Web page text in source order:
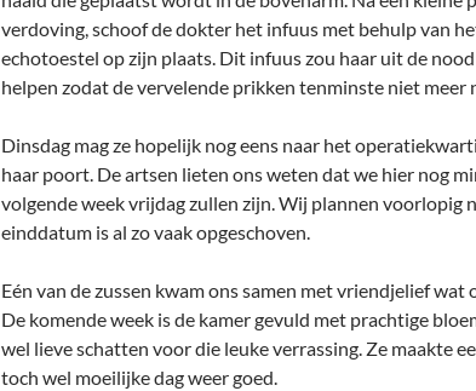
verdoving, schoof de dokter het infuus met behulp van
echotoestel op zijn plaats. Dit infuus zou haar uit de
helpen zodat de vervelende prikken tenminste niet meer
Dinsdag mag ze hopelijk nog eens naar het
haar poort. De artsen lieten ons weten dat we hier nog
volgende week vrijdag zullen zijn. Wij plannen voorlopig
einddatum is al zo vaak opgeschoven.
Eén van de zussen kwam ons samen met vriendjelief wat
De komende week is de kamer gevuld met prachtige
wel lieve schatten voor die leuke verrassing. Ze maakte
toch wel moeilijke dag weer goed.